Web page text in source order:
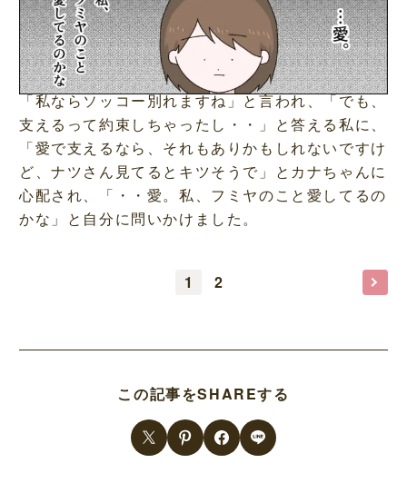
「私ならソッコー別れますね」と言われ、「でも、
支えるって約束しちゃったし・・」と答える私に、
「愛で支えるなら、それもありかもしれないですけ
ど、ナツさん見てるとキツそうで」とカナちゃんに
心配され、「・・愛。私、フミヤのこと愛してるの
かな」と自分に問いかけました。
1 2
この記事をSHAREする